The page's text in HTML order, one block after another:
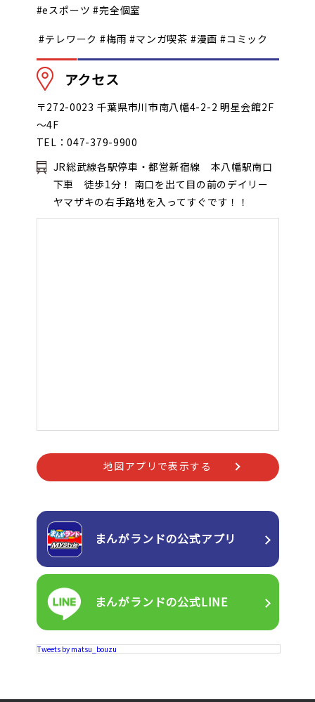
#eスポーツ #完全個室
#テレワーク #梅雨 #マンガ喫茶 #漫画 #コミック
アクセス
〒272-0023 千葉県市川市南八幡4-2-2 明星会館2F
～4F
TEL：047-379-9900
JR総武線各駅停車・都営新宿線 本八幡駅南口
下車 徒歩1分！ 南口を出て目の前のデイリー
ヤマザキの右手路地を入ってすぐです！！
地図アプリで表示する
まんがランドの公式アプリ
まんがランドの公式LINE
Tweets by matsu_bouzu